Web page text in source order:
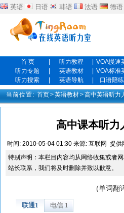
英语 日语 韩语 法语 德语
首 页 听力教程 VOA慢速
听力专题
英语教材 VOA标准
听力搜索
英语导航 口语陪
当前位置: 首页>英语教材>高中英语听力
高中课本听
时间: 2010-05-04 01:30 来源: 互联网 提供
特别声明：本栏目内容均从网络收集或者
站长联系，我们将及时删除并致以歉意。
(单词翻